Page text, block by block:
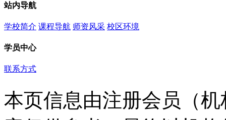
站内导航
学校简介 课程导航 师资风采 校区环境
学员中心
联系方式
本页信息由注册会员（